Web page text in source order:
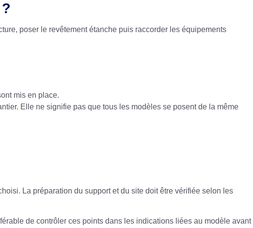
poser le revêtement étanche puis raccorder les équipements
mis en place.
Elle ne signifie pas que tous les modèles se posent de la même
La préparation du support et du site doit être vérifiée selon les
de contrôler ces points dans les indications liées au modèle avant